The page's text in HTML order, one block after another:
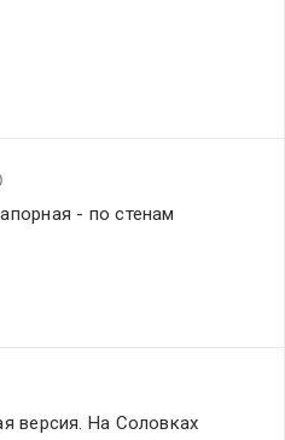
- по стенам
версия. На Соловках